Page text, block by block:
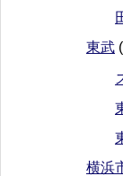
東武
横浜